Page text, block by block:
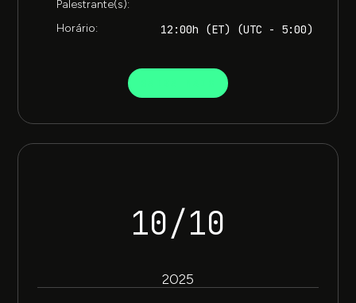
Palestrante(s):
Horário:
12:00h (ET) (UTC - 5:00)
10/10
2025